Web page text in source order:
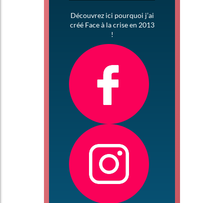
Découvrez ici pourquoi j’ai
créé Face à la crise en 2013
!